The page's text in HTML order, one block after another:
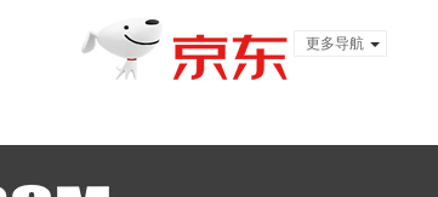
更多导航